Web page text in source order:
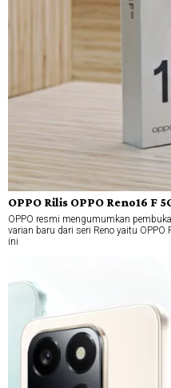
OPPO Rilis OPPO Reno16 F
OPPO resmi mengumumkan
varian baru dari seri Reno yaitu OPPO
ini